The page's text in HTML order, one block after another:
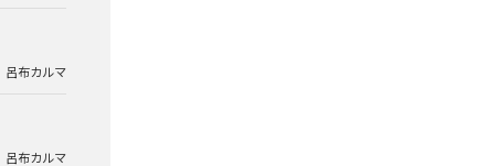
呂布カルマ
呂布カルマ